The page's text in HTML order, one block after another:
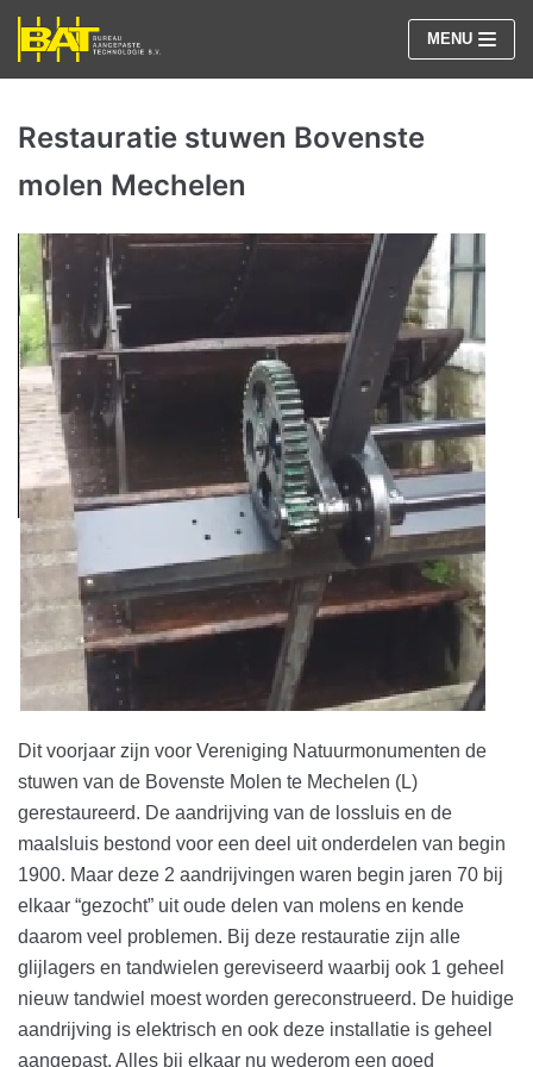
Meteen
naar
MENU
Restauratie stuwen Bovenste
molen Mechelen
Dit voorjaar zijn voor Vereniging Natuurmonumenten de
stuwen van de Bovenste Molen te Mechelen (L)
gerestaureerd. De aandrijving van de lossluis en de
maalsluis bestond voor een deel uit onderdelen van begin
1900. Maar deze 2 aandrijvingen waren begin jaren 70 bij
elkaar “gezocht” uit oude delen van molens en kende
daarom veel problemen. Bij deze restauratie zijn alle
glijlagers en tandwielen gereviseerd waarbij ook 1 geheel
nieuw tandwiel moest worden gereconstrueerd. De huidige
aandrijving is elektrisch en ook deze installatie is geheel
aangepast. Alles bij elkaar nu wederom een goed